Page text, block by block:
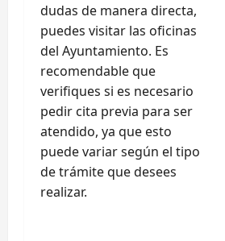
dudas de manera directa,
puedes visitar las oficinas
del Ayuntamiento. Es
recomendable que
verifiques si es necesario
pedir cita previa para ser
atendido, ya que esto
puede variar según el tipo
de trámite que desees
realizar.